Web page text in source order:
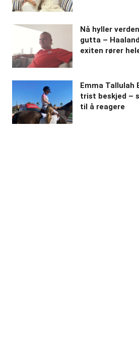
Nå hyller
gutta –
exiten rører
Emma Tallulah
trist beskjed –
til å reagere